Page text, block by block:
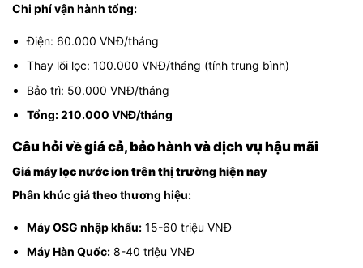
Chi phí vận hành tổng:
Điện: 60.000 VNĐ/tháng
Thay lõi lọc: 100.000 VNĐ/tháng (tính trung bình)
Bảo trì: 50.000 VNĐ/tháng
Tổng: 210.000 VNĐ/tháng
Câu hỏi về giá cả, bảo hành và dịch vụ hậu mãi
Giá máy lọc nước ion trên thị trường hiện nay
Phân khúc giá theo thương hiệu:
Máy OSG nhập khẩu: 15-60 triệu VNĐ
Máy Hàn Quốc: 8-40 triệu VNĐ